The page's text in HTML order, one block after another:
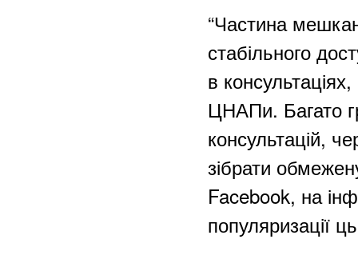
“Частина
стабільного
в
ЦНАПи. Багато
консультацій,
зібрати
Facebook, на
популяризації